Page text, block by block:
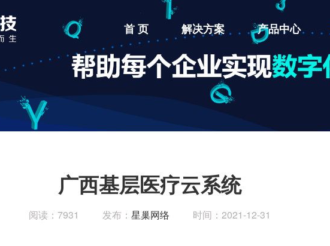
首 页 解决方案 产品中心
广西基层医疗云系统
阅读：7931 发布： 星巢网络 时间：2021-12-31